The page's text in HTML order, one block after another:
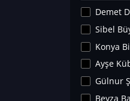
Noroloji
Teknoloji
İklim
Arkeoloji
Demet
Sibel
Konya
Ayşe
Gülnur
Beyza